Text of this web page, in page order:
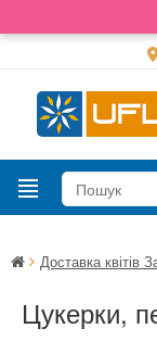
Доставка квітів
Цукерки,